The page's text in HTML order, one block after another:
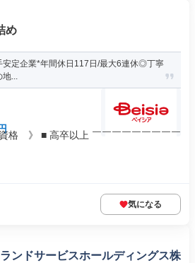
め
安定企業*年間休日117日/最大6連休◎丁寧
地...
格 》 ■ 高卒以上 ￣￣￣￣￣￣￣￣￣
気になる
ンドサービスホールディングス株